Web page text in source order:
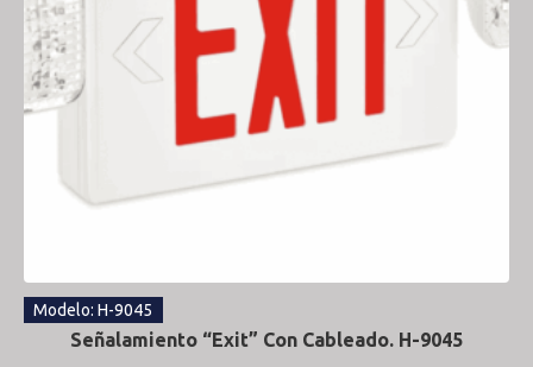
Modelo: H-9045
Señalamiento “Exit” Con Cableado. H-9045